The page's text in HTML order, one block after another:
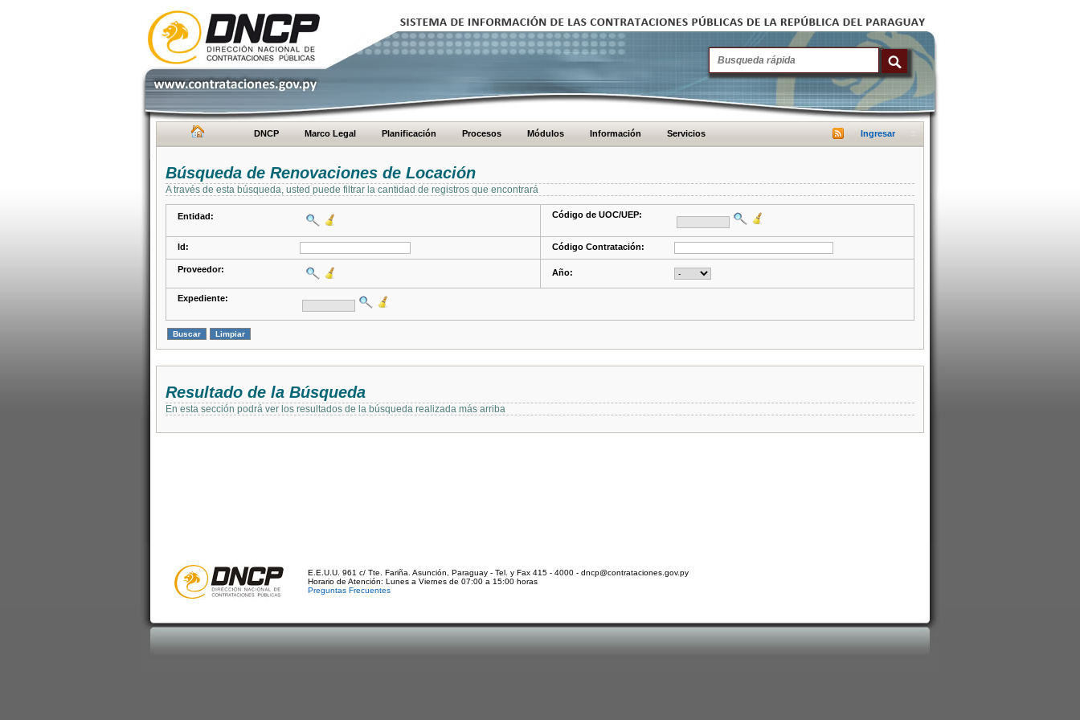
DNCP Marco Legal Planificación Procesos Módulos Información Servicios Ingresar
Búsqueda de Renovaciones de Locación
A través de esta búsqueda, usted puede filtrar la cantidad de registros que encontrará
Entidad: Código de UOC/UEP:
Id: Código Contratación:
Proveedor: Año:
Expediente:
Resultado de la Búsqueda
En esta sección podrá ver los resultados de la búsqueda realizada más arriba
E.E.U.U. 961 c/ Tte. Fariña. Asunción, Paraguay - Tel. y Fax 415 - 4000 - dncp@contrataciones.gov.py
Horario de Atención: Lunes a Viernes de 07:00 a 15:00 horas
Preguntas Frecuentes